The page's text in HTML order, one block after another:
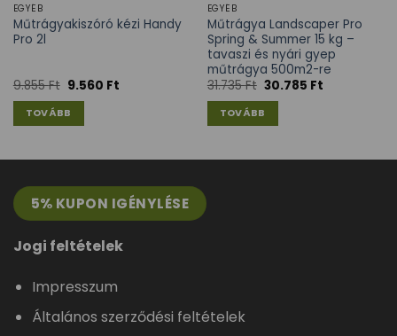
EGYÉB
Műtrágyakiszóró kézi Handy
Pro 2l
9.855Ft 9.560 Ft
TOVÁBB
EGYÉB
Műtrágya Landscaper Pro
Spring & Summer 15 kg –
tavaszi és nyári gyep
műtrágya 500m2-re
31.735Ft 30.785 Ft
TOVÁBB
5% KUPON IGÉNYLÉSE
Jogi feltételek
Impresszum
Általános szerződési feltételek